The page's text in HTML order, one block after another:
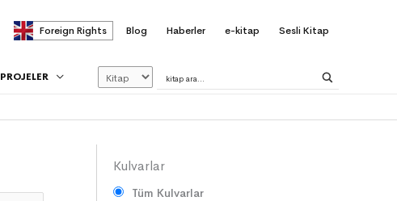
Foreign Rights Blog Haberler e-kitap Sesli Kitap
PROJELER
Kulvarlar
Tüm Kulvarlar